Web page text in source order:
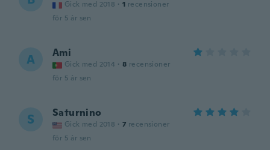
Gick med 2018 · 1 recensioner
för 5 år sen
A Ami
Gick med 2014 · 8 recensioner
för 5 år sen
S Saturnino
Gick med 2018 · 7 recensioner
för 5 år sen